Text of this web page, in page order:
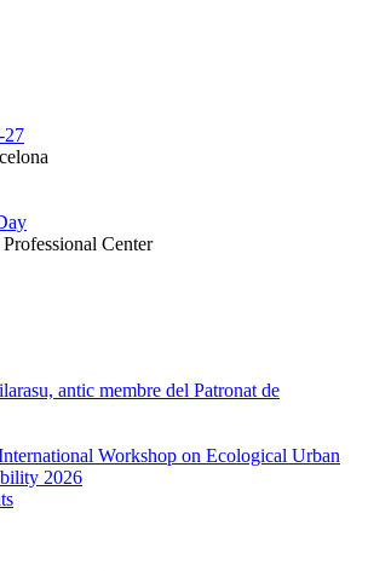
27
Center
antic membre del Patronat de
Workshop on Ecological Urban
2026